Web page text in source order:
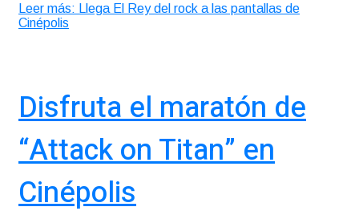
Leer más: Llega El Rey del rock a las pantallas de
Cinépolis
Disfruta el maratón de
“Attack on Titan” en
Cinépolis